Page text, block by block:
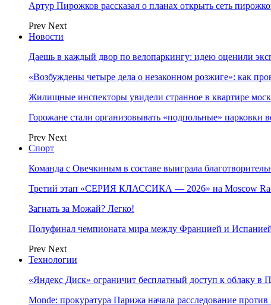
Артур Пирожков рассказал о планах открыть сеть
Prev Next
Новости
Даешь в каждый двор по велопаркингу: идею оценили
«Возбуждены четыре дела о незаконном розжиге»: как
Жилищные инспекторы увидели странное в квартире
Горожане стали организовывать «подпольные» парковки
Prev Next
Спорт
Команда с Овечкиным в составе выиграла
Третий этап «СЕРИЯ КЛАССИКА — 2026» на Moscow
Загнать за Можай? Легко!
Полуфинал чемпионата мира между Францией и
Prev Next
Технологии
«Яндекс Диск» ограничит бесплатный доступ к облаку в
Monde: прокуратура Парижа начала расследование